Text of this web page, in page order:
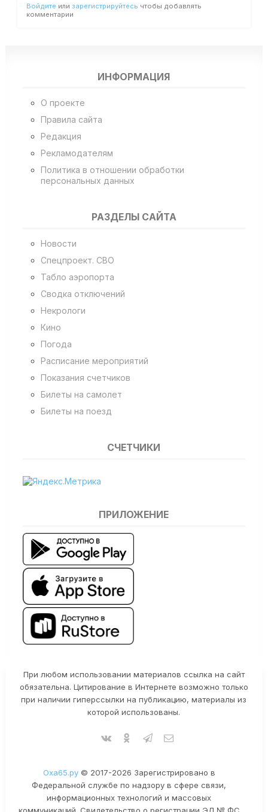
Войдите или зарегистрируйтесь чтобы добавлять
комментарии
ИНФОРМАЦИЯ
О проекте
Правила сайта
Редакция
Рекламодателям
Политика в отношении обработки
персональных данных
РАЗДЕЛЫ САЙТА
Новости
Спецпроект. СВО
Табло аэропорта
Сводка отключений
Некрологи
Кино
Погода
Расписание мероприятий
Показания счетчиков
Билеты на самолет
Билеты на поезд
СЧЕТЧИКИ
ПРИЛОЖЕНИЕ
При любом использовании материалов ссылка на сайт
обязательна. Цитирование в Интернете возможно только
при наличии гиперссылки на публикацию, материалы из
которой использованы.
Оха65.ру© 2017-2026 Зарегистрировано в
Федеральной службе по надзору в сфере связи,
информационных технологий и массовых
коммуникаций. Свидетельство о регистрации ЭЛ № ФС